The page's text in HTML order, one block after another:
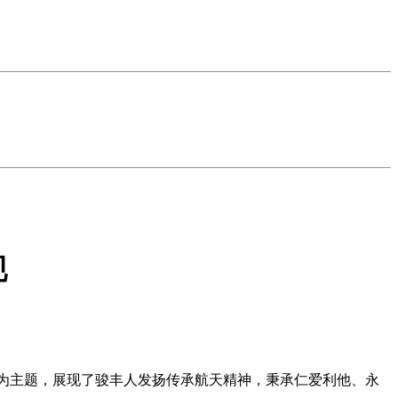
主题，展现了骏丰人发扬传承航天精神 ，秉承仁爱利他、永